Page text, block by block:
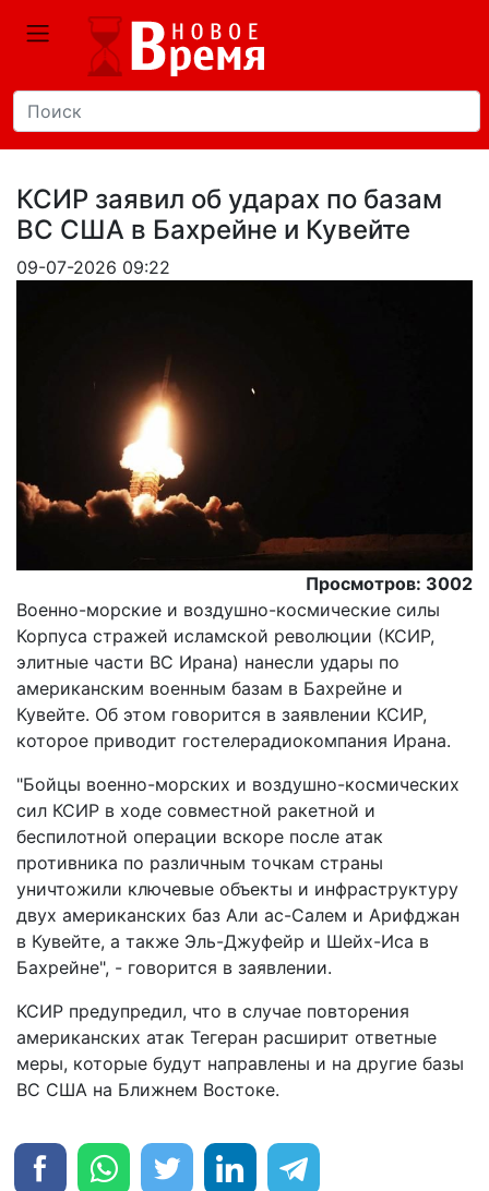
КСИР заявил об ударах по базам
ВС США в Бахрейне и Кувейте
09-07-2026 09:22
Просмотров: 3002
Военно-морские и воздушно-космические силы
Корпуса стражей исламской революции (КСИР,
элитные части ВС Ирана) нанесли удары по
американским военным базам в Бахрейне и
Кувейте. Об этом говорится в заявлении КСИР,
которое приводит гостелерадиокомпания Ирана.
"Бойцы военно-морских и воздушно-космических
сил КСИР в ходе совместной ракетной и
беспилотной операции вскоре после атак
противника по различным точкам страны
уничтожили ключевые объекты и инфраструктуру
двух американских баз Али ас-Салем и Арифджан
в Кувейте, а также Эль-Джуфейр и Шейх-Иса в
Бахрейне", - говорится в заявлении.
КСИР предупредил, что в случае повторения
американских атак Тегеран расширит ответные
меры, которые будут направлены и на другие базы
ВС США на Ближнем Востоке.